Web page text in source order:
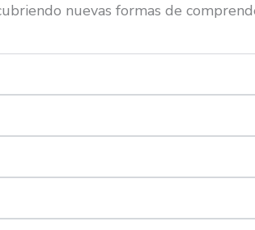
nuevas formas de